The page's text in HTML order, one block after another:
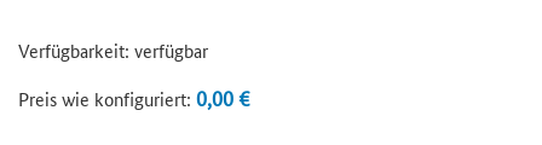
Verfügbarkeit: verfügbar
Preis wie konfiguriert: 0,00 €